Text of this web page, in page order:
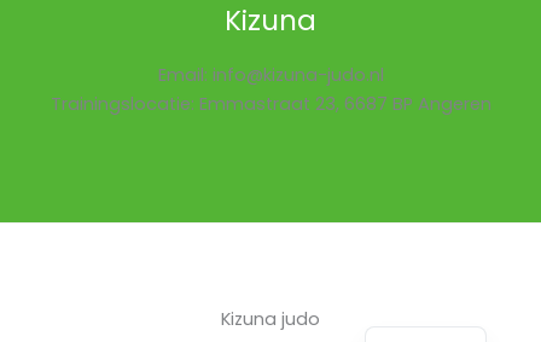
Kizuna
Email: info@kizuna-judo.nl
Trainingslocatie: Emmastraat 23, 6687 BP Angeren
Kizuna judo